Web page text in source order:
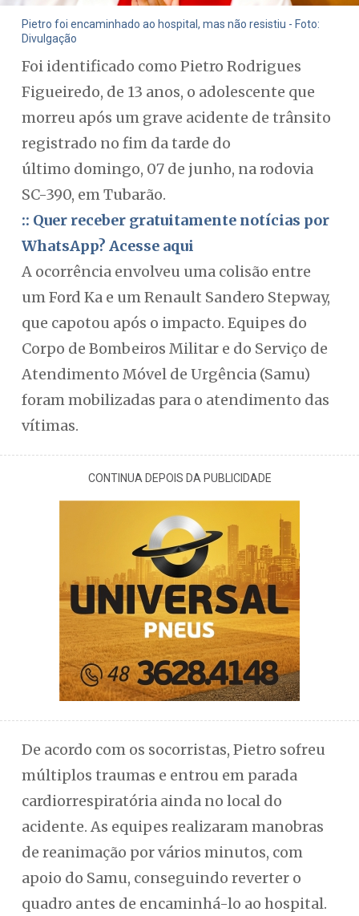
Pietro foi encaminhado ao hospital, mas não resistiu - Foto:
Divulgação
Foi identificado como Pietro Rodrigues
Figueiredo, de 13 anos, o adolescente que
morreu após um grave acidente de trânsito
registrado no fim da tarde do
último domingo, 07 de junho, na rodovia
SC-390, em Tubarão.
:: Quer receber gratuitamente notícias por
WhatsApp? Acesse aqui
A ocorrência envolveu uma colisão entre
um Ford Ka e um Renault Sandero Stepway,
que capotou após o impacto. Equipes do
Corpo de Bombeiros Militar e do Serviço de
Atendimento Móvel de Urgência (Samu)
foram mobilizadas para o atendimento das
vítimas.
CONTINUA DEPOIS DA PUBLICIDADE
De acordo com os socorristas, Pietro sofreu
múltiplos traumas e entrou em parada
cardiorrespiratória ainda no local do
acidente. As equipes realizaram manobras
de reanimação por vários minutos, com
apoio do Samu, conseguindo reverter o
quadro antes de encaminhá-lo ao hospital.